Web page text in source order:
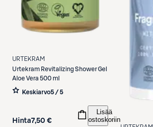
URTEKRAM
Urtekram Revitalizing Shower Gel
Aloe Vera 500 ml
Keskiarvo5 / 5
Hinta7,50 €
Lisää
ostoskoriin